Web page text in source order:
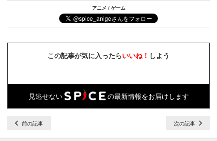
アニメ / ゲーム
この記事が気に入ったらいいね！ しよう
見逃せない の最新情報をお届けします
前の記事 次の記事